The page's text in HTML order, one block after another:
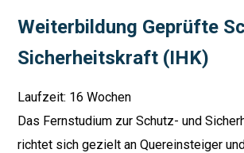
Weiterbildung Geprüfte
Sicherheitskraft (IHK)
Laufzeit: 16 Wochen
Das Fernstudium zur Schutz- und
richtet sich gezielt an Quereinsteiger